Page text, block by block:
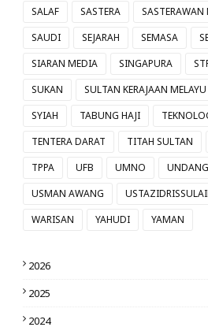
SALAF
SASTERA
SASTERAWAN
SAUDI
SEJARAH SEMASA
SIARAN MEDIA
SINGAPURA
SUKAN
SULTAN KERAJAAN MELAYU
SYIAH
TABUNG HAJI
TENTERA DARAT
TITAH SULTAN
TPPA
UFB UMNO
USMAN AWANG
WARISAN
YAHUDI YAMAN
2026
2025
2024